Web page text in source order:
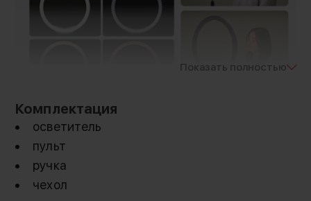
Профессиональный свет
Кольцевая лампа незаменима при
предметной и портретной съёмке, поскольку
Показать полностью
Комплектация
осветитель
пульт
ручка
чехол